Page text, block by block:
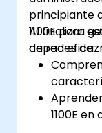
principiante
1100E para
de red
Al finalizar
capaces de:
1100E